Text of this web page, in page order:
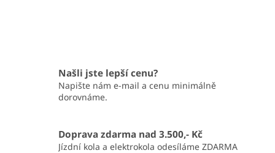
Našli jste lepší cenu?
Napište nám e-mail a cenu minimálně
dorovnáme.
Doprava zdarma nad 3.500,- Kč
Jízdní kola a elektrokola odesíláme ZDARMA